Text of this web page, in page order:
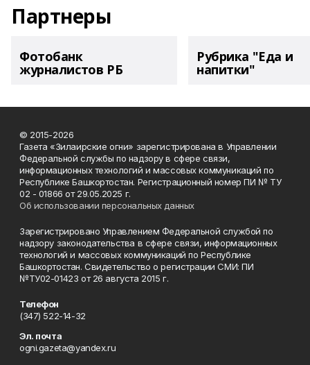
Партнеры
Фотобанк
журналистов РБ
Рубрика "Еда и
напитки"
© 2015-2026
Газета «Зилаирские огни» зарегистрирована в Управлении
Федеральной службы по надзору в сфере связи,
информационных технологий и массовых коммуникаций по
Республике Башкортостан. Регистрационный номер ПИ № ТУ
02 - 01866 от 29.05.2025 г.
Об использовании персональных данных
Зарегистрировано Управлением Федеральной службой по
надзору законодательства в сфере связи, информационных
технологий и массовых коммуникаций по Республике
Башкортостан. Свидетельство о регистрации СМИ: ПИ
№ТУ02-01423 от 26 августа 2015 г.
Телефон
(347) 522-14-32
Эл. почта
ogni.gazeta@yandex.ru